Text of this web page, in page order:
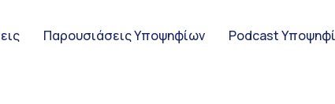
Παρουσιάσεις Υποψηφίων Podcast